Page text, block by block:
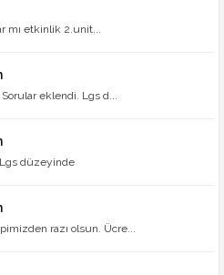
mı etkinlik 2.unit...
eklendi. Lgs d...
düzeyinde
razı olsun. Ücre...